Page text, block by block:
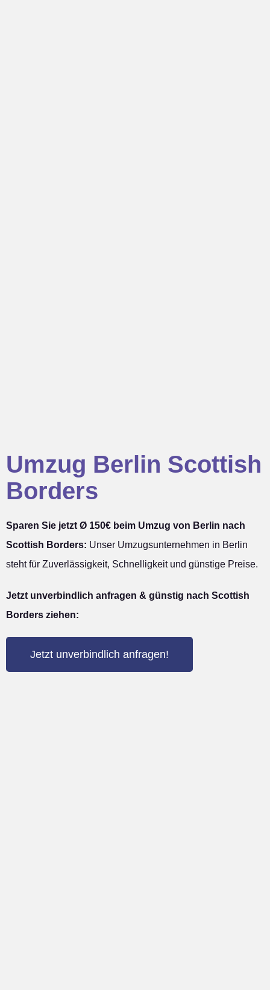
Umzug Berlin Scottish
Borders
Sparen Sie jetzt Ø 150€ beim Umzug von Berlin nach
Scottish Borders: Unser Umzugsunternehmen in Berlin
steht für Zuverlässigkeit, Schnelligkeit und günstige Preise.
Jetzt unverbindlich anfragen & günstig nach Scottish
Borders ziehen:
Jetzt unverbindlich anfragen!